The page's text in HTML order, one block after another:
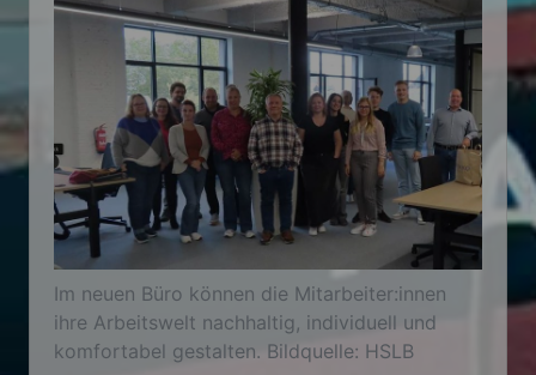
Im neuen Büro können die Mitarbeiter:innen
ihre Arbeitswelt nachhaltig, individuell und
komfortabel gestalten. Bildquelle: HSLB